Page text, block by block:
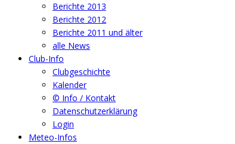
Berichte 2013
Berichte 2012
Berichte 2011 und älter
alle News
Club-Info
Clubgeschichte
Kalender
© Info / Kontakt
Datenschutzerklärung
Login
Meteo-Infos